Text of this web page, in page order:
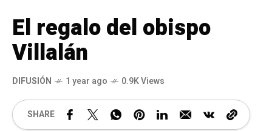
El regalo del obispo
Villalán
DIFUSIÓN 1 year ago 0.9K Views
SHARE